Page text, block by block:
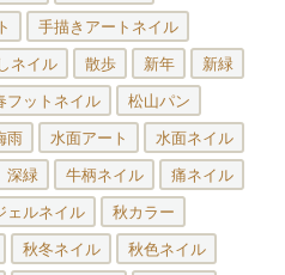
手描きアートネイル
ネイル 散歩 新年 新緑
フットネイル 松山パン
雨 水面アート 水面ネイル
深緑 牛柄ネイル 痛ネイル
ェルネイル 秋カラー
秋冬ネイル 秋色ネイル